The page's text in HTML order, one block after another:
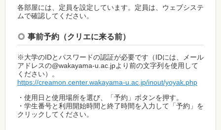
各部屋には、定員を設定しています。定員は、ウェブシステ
ムで確認してください。
事前予約（クリエに来る前）
※大学のIDとパスワードの認証が必要です（IDには、メール
アドレスの@wakayama-u.ac.jpより前の文字列を使用して
ください）。
https://creamon.center.wakayama-u.ac.jp/inout/yoyak.php
・使用日と使用場所を選び、「予約」ボタンを押す。
・学生番号と利用開始時間と終了時間を入力して「予約」を
クリックしてください。